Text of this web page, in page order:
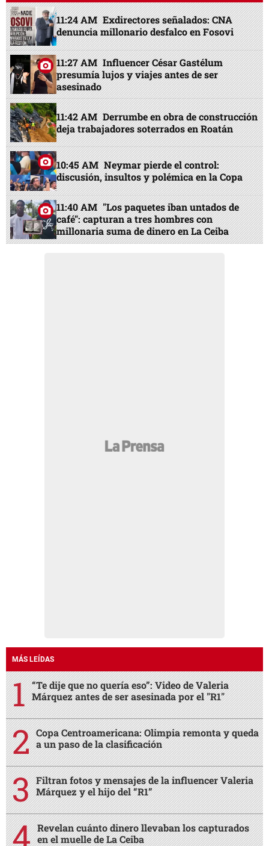
11:24 AM Exdirectores señalados: CNA
denuncia millonario desfalco en Fosovi
11:27 AM Influencer César Gastélum
presumía lujos y viajes antes de ser
asesinado
11:42 AM Derrumbe en obra de construcción
deja trabajadores soterrados en Roatán
10:45 AM Neymar pierde el control:
discusión, insultos y polémica en la Copa
11:40 AM "Los paquetes iban untados de
café": capturan a tres hombres con
millonaria suma de dinero en La Ceiba
MÁS LEÍDAS
“Te dije que no quería eso”: Video de Valeria
Márquez antes de ser asesinada por el "R1"
Copa Centroamericana: Olimpia remonta y queda
a un paso de la clasificación
Filtran fotos y mensajes de la influencer Valeria
Márquez y el hijo del “R1”
Revelan cuánto dinero llevaban los capturados
en el muelle de La Ceiba